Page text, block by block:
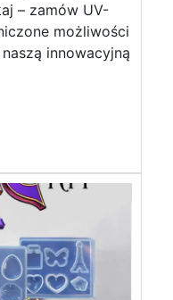
– zamów UV-
możliwości
innowacyjną